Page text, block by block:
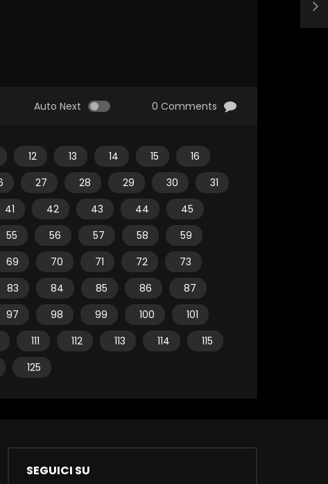
Auto Next 0 Comments
12 13 14 15
16
27 28 29 30
31
41 42 43 44
45
55 56 57 58
59
69 70 71 72
73
83 84 85 86
87
97 98 99 100
101
111 112 113 114
115
125
SEGUICI SU